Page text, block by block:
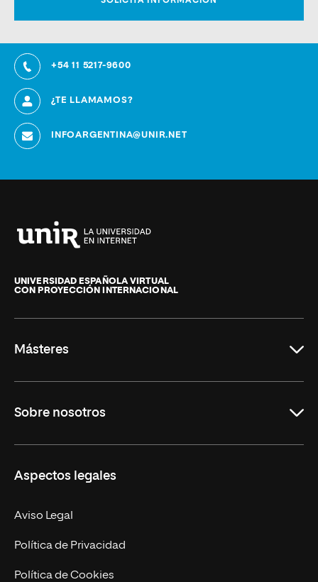
+54 11 5217-9600
¿TE LLAMAMOS?
INFOARGENTINA@UNIR.NET
de
La
UNIVERSIDAD ESPAÑOLA VIRTUAL
CON PROYECCIÓN INTERNACIONAL
Másteres
Derecho
Empresa
MBA
Marketing y Comunicación
Ingeniería
Sobre nosotros
Nuestro Equipo
Contacto
Aspectos legales
Aviso Legal
Política de Privacidad
Política de Cookies